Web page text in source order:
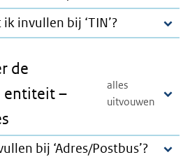
invullen bij ‘TIN’?
de
entiteit –
bij ‘Adres/Postbus’?